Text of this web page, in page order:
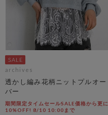
archives
透かし編み花柄ニットプルオー
バー
期間限定タイムセールSALE価格から更に
10%OFF! 8/10 10:00まで